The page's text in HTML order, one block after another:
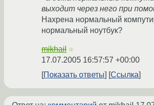
выходит через него при
Нахрена нормальный
нормальный ноутбук?
mikhail ☆
17.07.2005 16:57:57 +00:00
Показать ответы
Ссылка